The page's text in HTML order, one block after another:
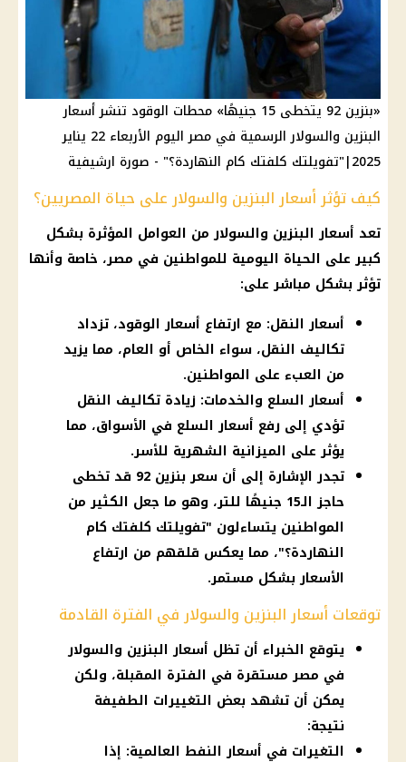
«بنزين 92 يتخطى 15 جنيهًا» محطات الوقود تنشر أسعار
البنزين والسولار الرسمية في مصر اليوم الأربعاء 22 يناير
2025|"تفويلتك كلفتك كام النهاردة؟" - صورة ارشيفية
كيف تؤثر أسعار البنزين والسولار على حياة المصريين؟
تعد أسعار البنزين والسولار من العوامل المؤثرة بشكل
كبير على الحياة اليومية للمواطنين في مصر، خاصة وأنها
تؤثر بشكل مباشر على:
أسعار النقل: مع ارتفاع أسعار الوقود، تزداد
تكاليف النقل، سواء الخاص أو العام، مما يزيد
من العبء على المواطنين.
أسعار السلع والخدمات: زيادة تكاليف النقل
تؤدي إلى رفع أسعار السلع في الأسواق، مما
يؤثر على الميزانية الشهرية للأسر.
تجدر الإشارة إلى أن سعر بنزين 92 قد تخطى
حاجز الـ15 جنيهًا للتر، وهو ما جعل الكثير من
المواطنين يتساءلون "تفويلتك كلفتك كام
النهاردة؟"، مما يعكس قلقهم من ارتفاع
الأسعار بشكل مستمر.
توقعات أسعار البنزين والسولار في الفترة القادمة
يتوقع الخبراء أن تظل أسعار البنزين والسولار
في مصر مستقرة في الفترة المقبلة، ولكن
يمكن أن تشهد بعض التغييرات الطفيفة
نتيجة:
التغيرات في أسعار النفط العالمية: إذا